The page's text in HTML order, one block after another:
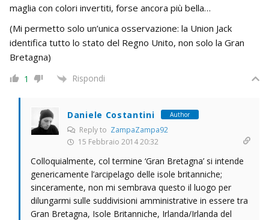
maglia con colori invertiti, forse ancora più bella…
(Mi permetto solo un’unica osservazione: la Union Jack
identifica tutto lo stato del Regno Unito, non solo la Gran
Bretagna)
1 Rispondi
Daniele Costantini Author
Reply to ZampaZampa92
15 Febbraio 2014 20:32
Colloquialmente, col termine ‘Gran Bretagna’ si intende
genericamente l’arcipelago delle isole britanniche;
sinceramente, non mi sembrava questo il luogo per
dilungarmi sulle suddivisioni amministrative in essere tra
Gran Bretagna, Isole Britanniche, Irlanda/Irlanda del